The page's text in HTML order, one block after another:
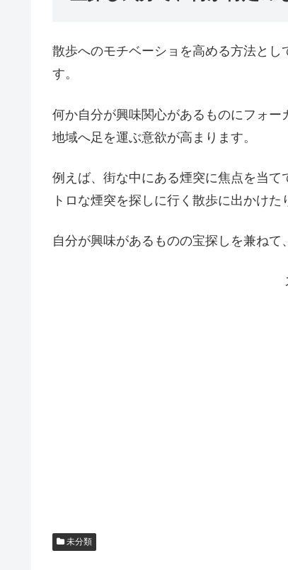
散歩へのモチベーショを高める方法と
す。
何か自分が興味関心があるものにフォー
地域へ足を運ぶ意欲が高まります。
例えば、街な中にある煙突に焦点を当
トロな煙突を探しに行く散歩に出かけた
自分が興味があるものの宝探しを兼ねて
未分類